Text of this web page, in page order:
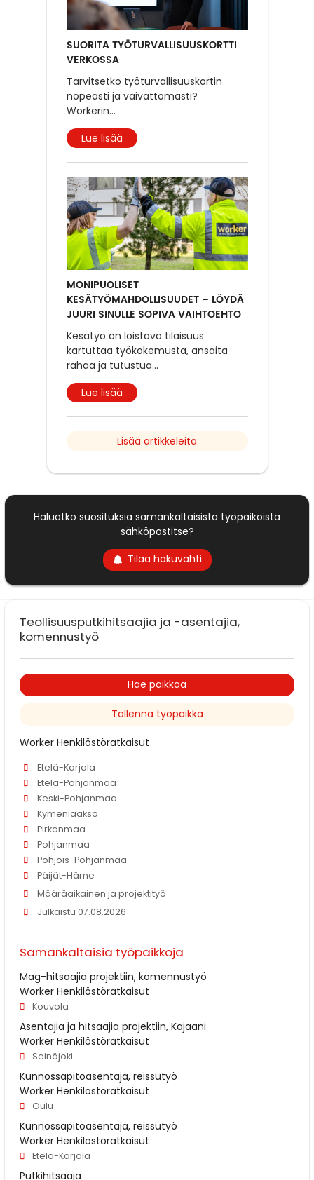
SUORITA TYÖTURVALLISUUSKORTTI
VERKOSSA
Tarvitsetko työturvallisuuskortin
nopeasti ja vaivattomasti?
Workerin...
Lue lisää
MONIPUOLISET
KESÄTYÖMAHDOLLISUUDET – LÖYDÄ
JUURI SINULLE SOPIVA VAIHTOEHTO
Kesätyö on loistava tilaisuus
kartuttaa työkokemusta, ansaita
rahaa ja tutustua...
Lue lisää
Lisää artikkeleita
Haluatko suosituksia samankaltaisista työpaikoista
sähköpostitse?
Tilaa hakuvahti
Teollisuusputkihitsaajia ja -asentajia,
komennustyö
Hae paikkaa
Tallenna työpaikka
Worker Henkilöstöratkaisut
Etelä-Karjala
Etelä-Pohjanmaa
Keski-Pohjanmaa
Kymenlaakso
Pirkanmaa
Pohjanmaa
Pohjois-Pohjanmaa
Päijät-Häme
Määräaikainen ja projektityö
Julkaistu 07.08.2026
Samankaltaisia työpaikkoja
Mag-hitsaajia projektiin, komennustyö
Worker Henkilöstöratkaisut
Kouvola
Asentajia ja hitsaajia projektiin, Kajaani
Worker Henkilöstöratkaisut
Seinäjoki
Kunnossapitoasentaja, reissutyö
Worker Henkilöstöratkaisut
Oulu
Kunnossapitoasentaja, reissutyö
Worker Henkilöstöratkaisut
Etelä-Karjala
Putkihitsaaja